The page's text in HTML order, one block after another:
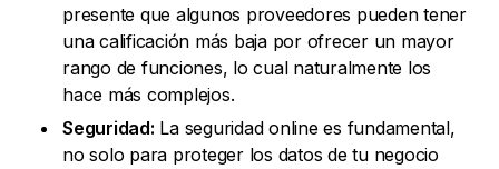
presente que algunos proveedores pueden tener
una calificación más baja por ofrecer un mayor
rango de funciones, lo cual naturalmente los
hace más complejos.
Seguridad: La seguridad online es fundamental,
no solo para proteger los datos de tu negocio